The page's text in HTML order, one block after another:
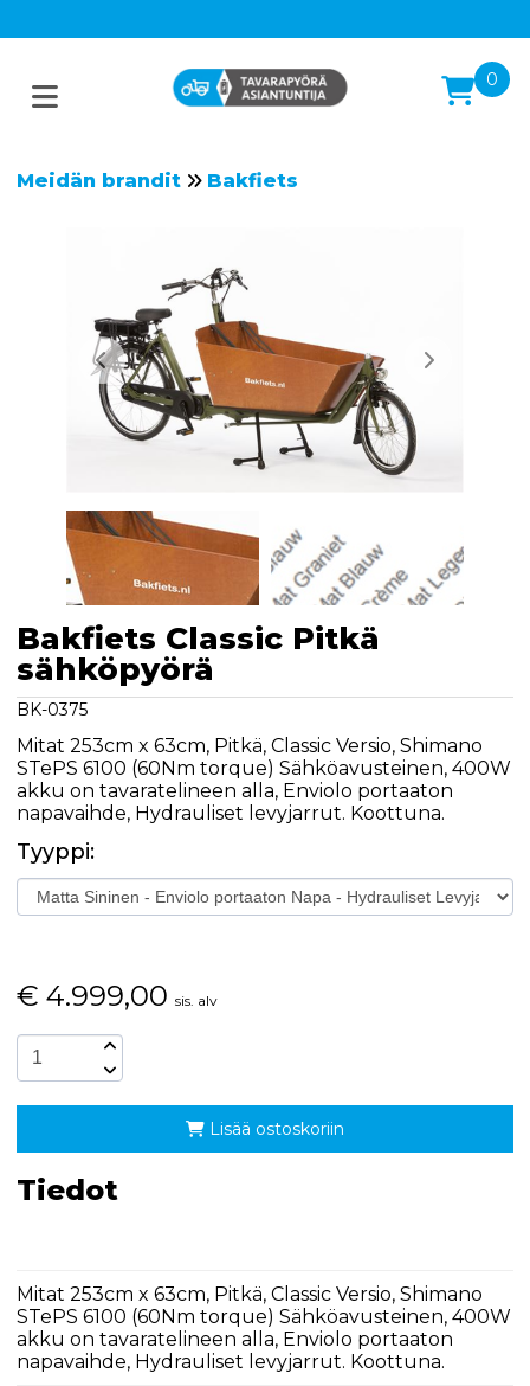
0
Meidän brandit Bakfiets
Bakfiets Classic Pitkä
sähköpyörä
BK-0375
Mitat 253cm x 63cm, Pitkä, Classic Versio, Shimano
STePS 6100 (60Nm torque) Sähköavusteinen, 400W
akku on tavaratelineen alla, Enviolo portaaton
napavaihde, Hydrauliset levyjarrut. Koottuna.
Tyyppi:
€ 4.999,00 sis. alv
Lisää ostoskoriin
Tiedot
Mitat 253cm x 63cm, Pitkä, Classic Versio, Shimano
STePS 6100 (60Nm torque) Sähköavusteinen, 400W
akku on tavaratelineen alla, Enviolo portaaton
napavaihde, Hydrauliset levyjarrut. Koottuna.